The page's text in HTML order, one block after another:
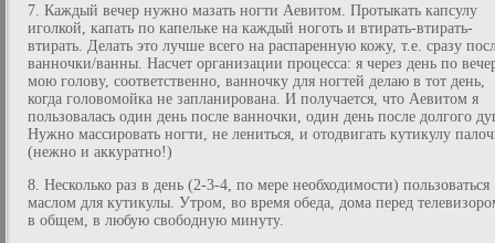
7. Каждый вечер нужно мазать ногти Аевитом. Протыкать капсулу
иголкой, капать по капельке на каждый ноготь и втирать-втирать-
втирать. Делать это лучше всего на распаренную кожу, т.е. сразу
ванночки/ванны. Насчет организации процесса: я через день по
мою голову, соответственно, ванночку для ногтей делаю в тот день,
когда головомойка не запланирована. И получается, что Аевитом я
пользовалась один день после ванночки, один день после долгого
Нужно массировать ногти, не лениться, и отодвигать кутикулу
(нежно и аккуратно!)
8. Несколько раз в день (2-3-4, по мере необходимости) пользоваться
маслом для кутикулы. Утром, во время обеда, дома перед
в общем, в любую свободную минуту.